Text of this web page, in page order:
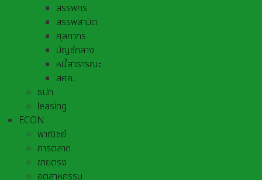
สรรพกร
สรรพสามิต
ศุลกากร
บัญชีกลาง
หนี้สาธารณะ
สศค.
ธปท.
leasing
ECON
พาณิชย์
การตลาด
ขายตรง
อุตสาหกรรม